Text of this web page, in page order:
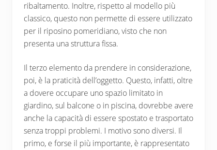
ribaltamento. Inoltre, rispetto al modello più
classico, questo non permette di essere utilizzato
per il riposino pomeridiano, visto che non
presenta una struttura fissa.
Il terzo elemento da prendere in considerazione,
poi, è la praticità dell’oggetto. Questo, infatti, oltre
a dovere occupare uno spazio limitato in
giardino, sul balcone o in piscina, dovrebbe avere
anche la capacità di essere spostato e trasportato
senza troppi problemi. I motivo sono diversi. Il
primo, e forse il più importante, è rappresentato